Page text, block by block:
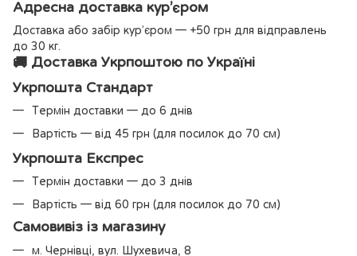
Адресна доставка кур’єром
Доставка або забір кур’єром — +50 грн для відправлень
до 30 кг.
🚚 Доставка Укрпоштою по Україні
Укрпошта Стандарт
Термін доставки — до 6 днів
Вартість — від 45 грн (для посилок до 70 см)
Укрпошта Експрес
Термін доставки — до 3 днів
Вартість — від 60 грн (для посилок до 70 см)
Самовивіз із магазину
м. Чернівці, вул. Шухевича, 8